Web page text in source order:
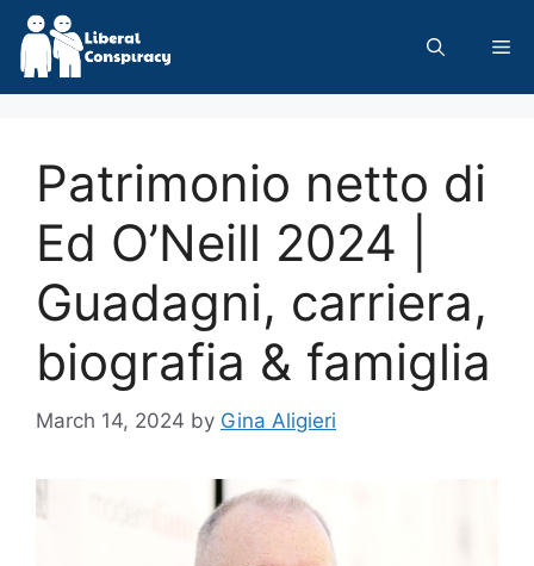
Skip
content
Patrimonio netto di
Ed O’Neill 2024 |
Guadagni, carriera,
biografia & famiglia
March 14, 2024 by Gina Aligieri